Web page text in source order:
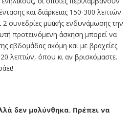
και διάρκειας 150-300 λεπτών
συνεδρίες μυϊκής ενδυνάμωσης την
προτεινόμενη άσκηση μπορεί να
εβδομάδας ακόμη και με βραχείες
λεπτών, όπου κι αν βρισκόμαστε.
δεν μολύνθηκα. Πρέπει να